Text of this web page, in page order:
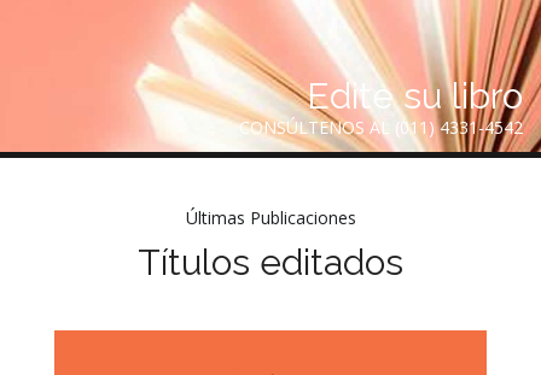
Edite su libro
CONSÚLTENOS AL (011) 4331-4542
Últimas Publicaciones
Títulos editados